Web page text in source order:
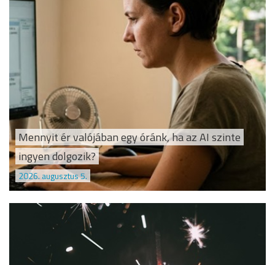
Mennyit ér valójában egy óránk, ha az AI szinte
ingyen dolgozik?
2026. augusztus 5.